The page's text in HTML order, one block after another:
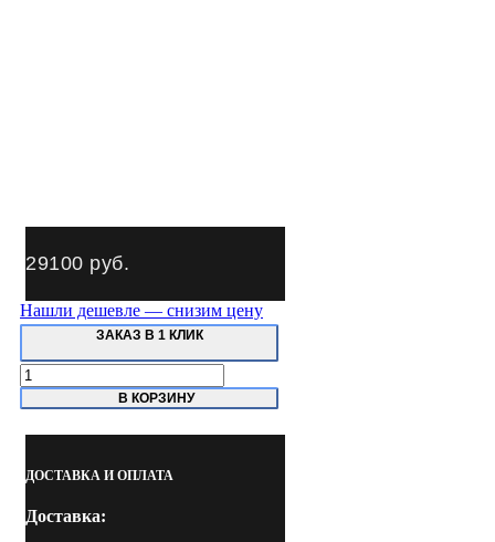
29100 руб.
Нашли дешевле — снизим цену
ЗАКАЗ В 1 КЛИК
Количество
товара
N3720
NORDBERG
гидравлический,
В КОРЗИНУ
ДОСТАВКА И ОПЛАТА
Доставка: